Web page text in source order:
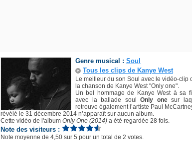
Genre musical : Soul
Tous les clips de Kanye West
Le meilleur du son Soul avec le vidéo-clip
la chanson de Kanye West "Only one".
Un bel hommage de Kanye West à sa
avec la ballade soul Only onesur
retrouve également l’artiste Paul
révélé le 31 décembre 2014 n’apparaît sur aucun album.
Cette vidéo de l'album Only One (2014) a été regardée 28 fois.
Note des visiteurs :
Note moyenne de 4,50 sur 5 pour un total de 2 votes.